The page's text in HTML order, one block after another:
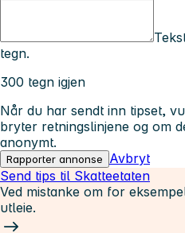
tegn.
300 tegn igjen
Når du har sendt inn tipset,
bryter retningslinjene og om
anonymt.
Rapporter annonse
Avbryt
Send tips til Skatteetaten
Ved mistanke om for
utleie.